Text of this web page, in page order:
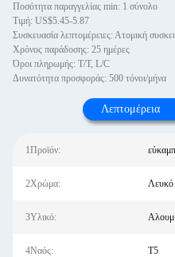
Ποσότητα παραγγελίας min: 1 σύνολο
Τιμή: US$5.45-5.87
Συσκευασία λεπτομέρειες: Ατομική
Χρόνος παράδοσης: 25 ημέρες
Όροι πληρωμής: T/T, L/C
Δυνατότητα προσφοράς: 500 τόνοι/μήνα
Λεπτομέρεια
1Προϊόν:
2Χρώμα: Λευκό
3Υλικό:
4Ναός: Τ5